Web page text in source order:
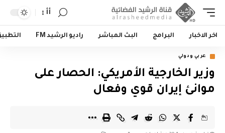
أأ
اخر الاخبار البرامج البث المباشر راديو الرشيد FM
عربي ودولي
وزير الخارجية الأمريكي: ‏الحصار على
موانئ إيران قوي وفعال